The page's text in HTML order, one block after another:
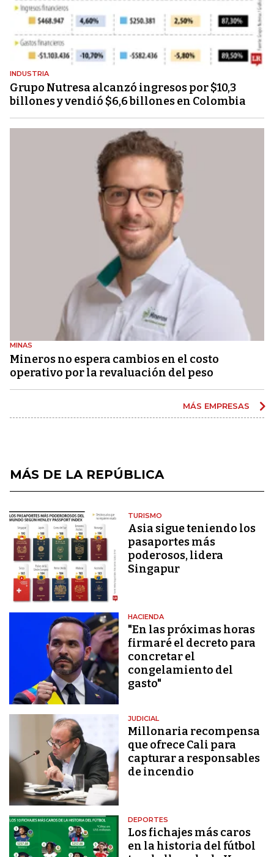
INDUSTRIA
Grupo Nutresa alcanzó ingresos por $10,3
billones y vendió $6,6 billones en Colombia
MINAS
Mineros no espera cambios en el costo
operativo por la revaluación del peso
MÁS EMPRESAS
MÁS DE LA REPÚBLICA
TURISMO
Asia sigue teniendo los
pasaportes más
poderosos, lidera
Singapur
HACIENDA
"En las próximas horas
firmaré el decreto para
concretar el
congelamiento del
gasto"
JUDICIAL
Millonaria recompensa
que ofrece Cali para
capturar a responsables
de incendio
DEPORTES
Los fichajes más caros
en la historia del fútbol